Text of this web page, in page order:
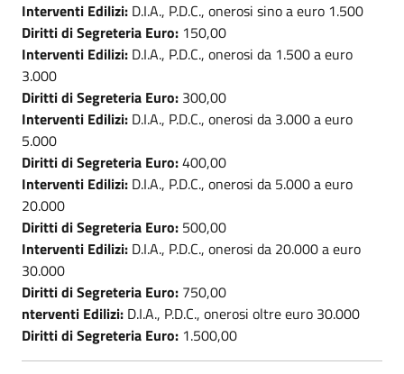
Interventi Edilizi: D.I.A., P.D.C., onerosi sino a euro 1.500
Diritti di Segreteria Euro: 150,00
Interventi Edilizi: D.I.A., P.D.C., onerosi da 1.500 a euro
3.000
Diritti di Segreteria Euro: 300,00
Interventi Edilizi: D.I.A., P.D.C., onerosi da 3.000 a euro
5.000
Diritti di Segreteria Euro:400,00
Interventi Edilizi: D.I.A., P.D.C., onerosi da 5.000 a euro
20.000
Diritti di Segreteria Euro: 500,00
Interventi Edilizi: D.I.A., P.D.C., onerosi da 20.000 a euro
30.000
Diritti di Segreteria Euro: 750,00
nterventi Edilizi: D.I.A., P.D.C., onerosi oltre euro 30.000
Diritti di Segreteria Euro: 1.500,00